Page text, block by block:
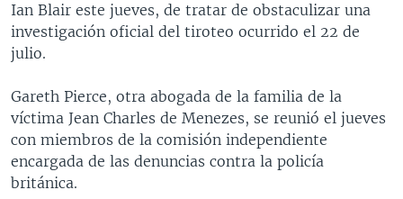
VENEZUELA
BRASIL
NICARAGUA
ECONOMÍA
ENTRETENIMIENTO Y CULTURA
TECNOLOGÍA
DEPORTES
CIENCIA Y SALUD
MULTIMEDIA
VIDEOS
FOTOGRAFÍA
AUDIOS
PROGRAMAS TV
EL MUNDO AL DÍA
FORO INTERAMERICANO
VISIÓN 360
LAS CLAVES
RADIO
AVANCE INFORMATIVO
AUDIONOTICIAS
BUENOS DÍAS AMÉRICA
DIRECT
DOCUMENTALES DE LA VOA
Ian Blair este jueves, de tratar de obstaculizar una
investigación oficial del tiroteo ocurrido el 22 de
julio.
Gareth Pierce, otra abogada de la familia de la
víctima Jean Charles de Menezes, se reunió el jueves
con miembros de la comisión independiente
encargada de las denuncias contra la policía
británica.